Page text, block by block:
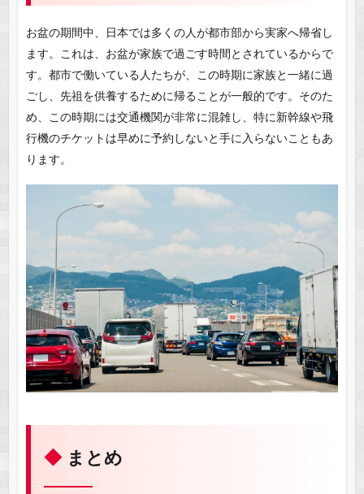
お盆の期間中、日本では多くの人が都市部から実家へ帰省し
ます。これは、お盆が家族で過ごす時間とされているからで
す。都市で働いている人たちが、この時期に家族と一緒に過
ごし、先祖を供養するために帰ることが一般的です。そのた
め、この時期には交通機関が非常に混雑し、特に新幹線や飛
行機のチケットは早めに予約しないと手に入らないこともあ
ります。
まとめ